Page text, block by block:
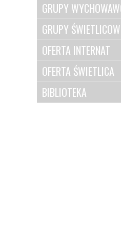
GRUPY
GRUPY
OFERTA INTERNAT
OFERTA ŚWIETLICA
BIBLIOTEKA